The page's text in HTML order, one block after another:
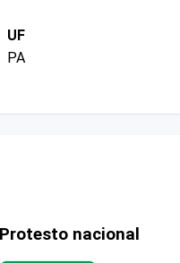
UF
PA
Protesto nacional